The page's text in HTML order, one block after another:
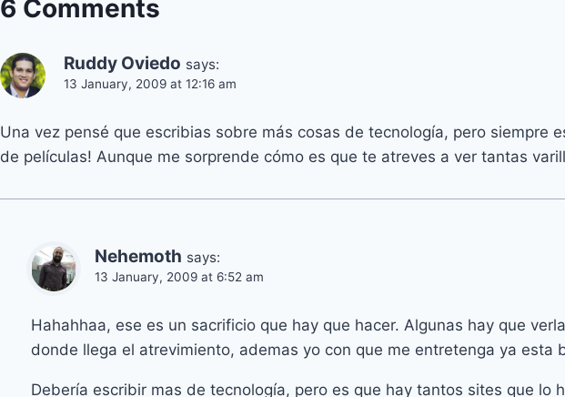
6 Comments
Ruddy Oviedo says:
13 January, 2009 at 12:16 am
Una vez pensé que escribias sobre más cosas de tecnología, pero siempre
de películas! Aunque me sorprende cómo es que te atreves a ver tantas
Nehemoth says:
13 January, 2009 at 6:52 am
Hahahhaa, ese es un sacrificio que hay que hacer. Algunas hay que
donde llega el atrevimiento, ademas yo con que me entretenga ya esta
Debería escribir mas de tecnología, pero es que hay tantos sites que lo